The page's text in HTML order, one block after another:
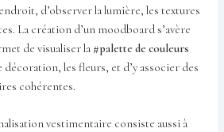
d’observer la lumière, les textures
La création d’un moodboard s’avère
de visualiser la #palette de couleurs
décoration, les fleurs, et d’y associer des
cohérentes.
vestimentaire consiste aussi à